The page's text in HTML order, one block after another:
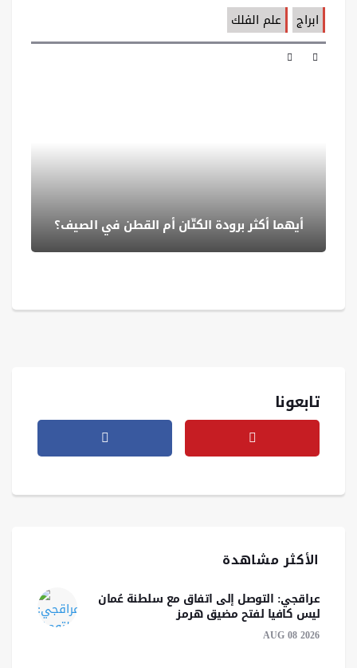
ابراج علم الفلك
أيهما أكثر برودة الكتّان أم القطن في الصيف؟
تابعونا
الأكثر مشاهدة
عراقجي: التوصل إلى اتفاق مع سلطنة عُمان
ليس كافيا لفتح مضيق هرمز
AUG 08 2026